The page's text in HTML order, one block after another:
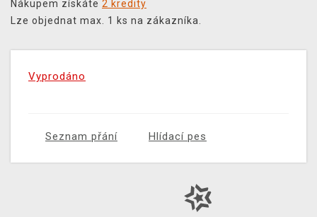
Nákupem získáte 2 kredity
Lze objednat max. 1 ks na zákazníka.
Vyprodáno
Seznam přání Hlídací pes